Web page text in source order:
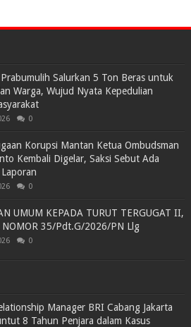
Salurkan 5 Ton Beras untuk
Warga, Wujud Nyata Kepedulian
0
Korupsi Mantan Ketua Ombudsman
Kembali Digelar, Saksi Sebut Ada
0
UMUM KEPADA TURUT TERGUGAT II,
NOMOR 35/Pdt.G/2026/PN Llg
0
Manager BRI Cabang Jakarta
8 Tahun Penjara dalam Kasus